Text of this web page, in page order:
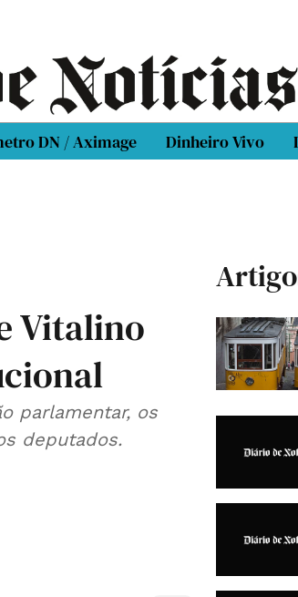
DN / Aximage Dinheiro Vivo
Vitalino
parlamentar, os
deputados.